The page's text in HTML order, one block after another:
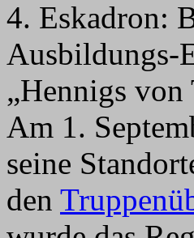
4. Eskadron:
Ausbildungs-
„Hennigs
Am 1.
seine
den